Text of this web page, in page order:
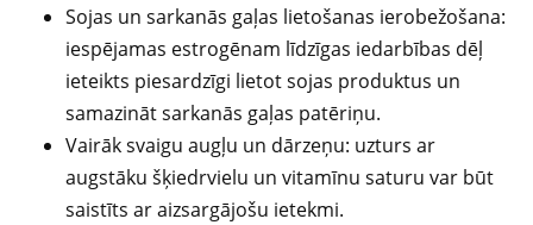
Sojas un sarkanās gaļas lietošanas ierobežošana:
iespējamas estrogēnam līdzīgas iedarbības dēļ
ieteikts piesardzīgi lietot sojas produktus un
samazināt sarkanās gaļas patēriņu.
Vairāk svaigu augļu un dārzeņu: uzturs ar
augstāku šķiedrvielu un vitamīnu saturu var būt
saistīts ar aizsargājošu ietekmi.